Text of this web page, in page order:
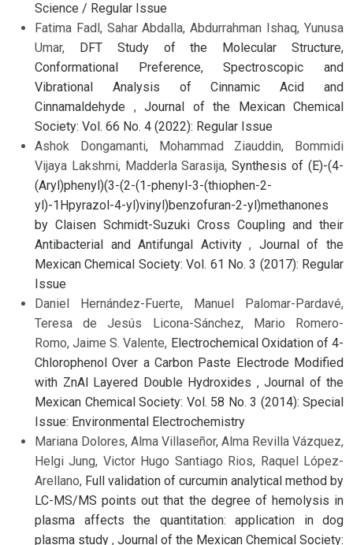
Science / Regular Issue
Fatima Fadl, Sahar Abdalla, Abdurrahman Ishaq, Yunusa
Umar,
DFT Study of the Molecular Structure,
Conformational Preference, Spectroscopic and
Vibrational Analysis of Cinnamic Acid and
Cinnamaldehyde , Journal of the Mexican Chemical
Society: Vol. 66 No. 4 (2022): Regular Issue
Ashok Dongamanti, Mohammad Ziauddin, Bommidi
Vijaya Lakshmi, Madderla Sarasija,Synthesis of (E)-(4-
(Aryl)phenyl)(3-(2-(1-phenyl-3-(thiophen-2-
yl)-1Hpyrazol-4-yl)vinyl)benzofuran-2-yl)methanones
by Claisen Schmidt-Suzuki Cross Coupling and their
Antibacterial and Antifungal Activity, Journal of the
Mexican Chemical Society: Vol. 61 No. 3 (2017): Regular
Issue
Daniel Hernández-Fuerte, Manuel Palomar-Pardavé,
Teresa de Jesús Licona-Sánchez, Mario Romero-
Romo, Jaime S. Valente, Electrochemical Oxidation of 4-
Chlorophenol Over a Carbon Paste Electrode Modified
with ZnAl Layered Double Hydroxides , Journal of the
Mexican Chemical Society: Vol. 58 No. 3 (2014): Special
Issue: Environmental Electrochemistry
Mariana Dolores, Alma Villaseñor, Alma Revilla Vázquez,
Helgi Jung, Victor Hugo Santiago Rios, Raquel López-
Arellano, Full validation of curcumin analytical method by
LC-MS/MS points out that the degree of hemolysis in
plasma affects the quantitation: application in dog
plasma study , Journal of the Mexican Chemical Society: